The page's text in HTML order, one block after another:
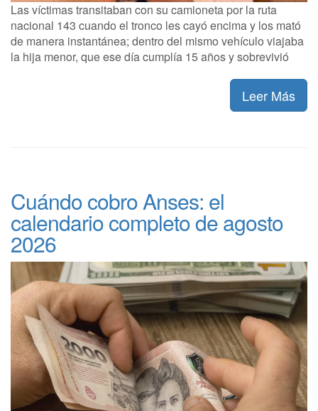
Las víctimas transitaban con su camioneta por la ruta
nacional 143 cuando el tronco les cayó encima y los mató
de manera instantánea; dentro del mismo vehículo viajaba
la hija menor, que ese día cumplía 15 años y sobrevivió
Leer Más
Cuándo cobro Anses: el
calendario completo de agosto
2026